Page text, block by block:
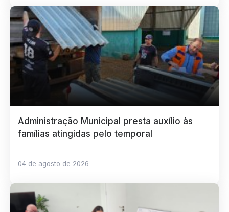
Administração Municipal presta auxílio às
famílias atingidas pelo temporal
04 de agosto de 2026